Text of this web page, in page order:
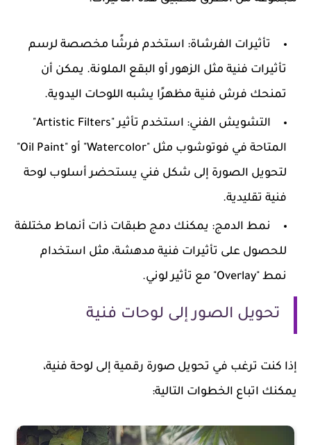
تأثيرات الفرشاة: استخدم فرشًا مخصصة لرسم
تأثيرات فنية مثل الزهور أو البقع الملونة. يمكن أن
تمنحك فرش فنية مظهرًا يشبه اللوحات اليدوية.
التشويش الفني
: استخدم تأثير "Artistic Filters"
المتاحة في فوتوشوب مثل "Watercolor" أو "Oil Paint"
لتحويل الصورة إلى شكل فني يستحضر أسلوب لوحة
فنية تقليدية.
نمط الدمج: يمكنك دمج طبقات ذات أنماط مختلفة
للحصول على تأثيرات فنية مدهشة، مثل استخدام
نمط "Overlay" مع تأثير لوني.
تحويل الصور إلى لوحات فنية
إذا كنت ترغب في تحويل صورة رقمية إلى لوحة فنية،
يمكنك اتباع الخطوات التالية: